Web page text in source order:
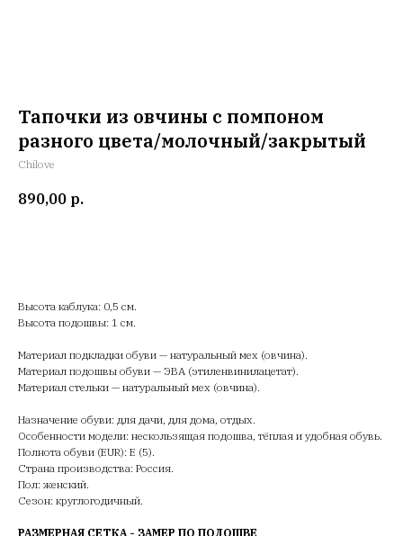
Тапочки из овчины с помпоном
разного цвета/молочный/закрытый
Chilove
890,00 р.
Высота каблука: 0,5 см.
Высота подошвы: 1 см.
Материал подкладки обуви — натуральный мех (овчина).
Материал подошвы обуви — ЭВА (этиленвинилацетат).
Материал стельки — натуральный мех (овчина).
Назначение обуви: для дачи, для дома, отдых.
Особенности модели: нескользящая подошва, тёплая и удобная обувь.
Полнота обуви (EUR): E (5).
Страна производства: Россия.
Пол: женский.
Сезон: круглогодичный.
РАЗМЕРНАЯ СЕТКА - ЗАМЕР ПО ПОДОШВЕ